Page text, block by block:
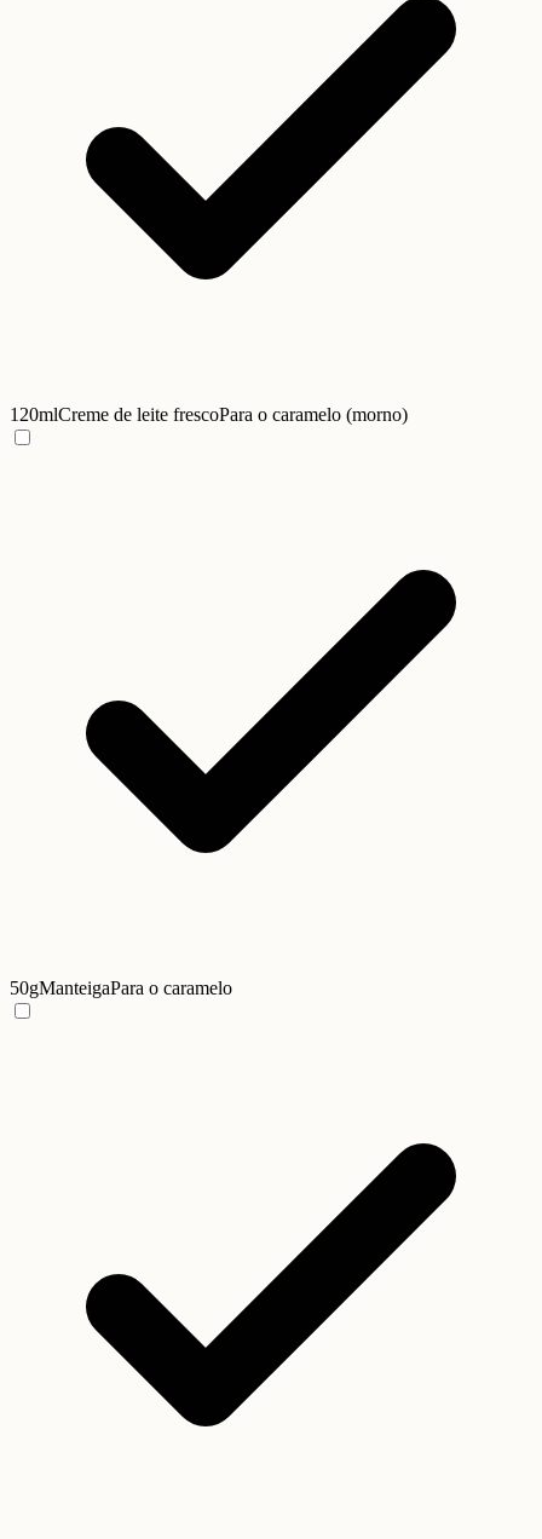
120mlCreme de leite frescoPara o caramelo (morno)
50gManteigaPara o caramelo